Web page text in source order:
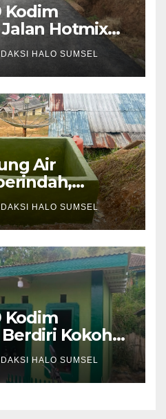
Kodim
Hotmix
03 Tuntas
Nyata
Warga
HALO SUMSEL
Air
TMMD Ke-
Cianjur
HALO SUMSEL
Kodim
Kokoh
Rumah
Gumilar
HALO SUMSEL